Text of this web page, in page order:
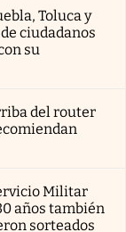
Toluca y
ciudadanos
su
del router
Militar
años también
sorteados